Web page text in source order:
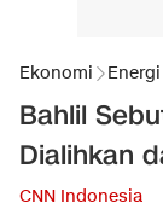
Ekonomi Energi
Bahlil
Dialihkan
CNN Indonesia